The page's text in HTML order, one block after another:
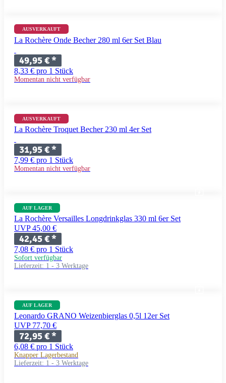
AUSVERKAUFT
La Rochère Onde Becher 280 ml 6er Set Blau
49,95 €*
8,33 € pro 1 Stück
Momentan nicht verfügbar
AUSVERKAUFT
La Rochère Troquet Becher 230 ml 4er Set
31,95 €*
7,99 € pro 1 Stück
Momentan nicht verfügbar
AUF LAGER
La Rochère Versailles Longdrinkglas 330 ml 6er Set
UVP 45,00 €
42,45 €*
7,08 € pro 1 Stück
Sofort verfügbar
Lieferzeit: 1 - 3 Werktage
AUF LAGER
Leonardo GRANO Weizenbierglas 0,5l 12er Set
UVP 77,70 €
72,95 €*
6,08 € pro 1 Stück
Knapper Lagerbestand
Lieferzeit: 1 - 3 Werktage